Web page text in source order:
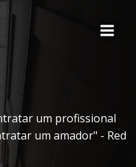
um profissional
um amador" - Red